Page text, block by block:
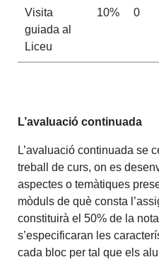
Visita
guiada al
Liceu
10% 0
L’avaluació continuada
L’avaluació continuada se
treball de curs, on es
aspectes o temàtiques
mòduls de què consta
constituirà el 50% de la
s’especificaran les
cada bloc per tal que els